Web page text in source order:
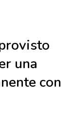
una
con